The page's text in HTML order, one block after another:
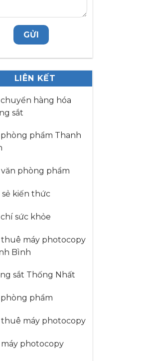
LIÊN KẾT
hàng hóa
sắt
phẩm Thanh
văn phòng phẩm
sẻ kiến thức
sức khỏe
thuê máy photocopy
Bình
sắt Thống Nhất
phẩm
thuê máy photocopy
máy photocopy